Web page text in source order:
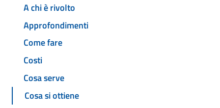
A chi è rivolto
Approfondimenti
Come fare
Costi
Cosa serve
Cosa si ottiene